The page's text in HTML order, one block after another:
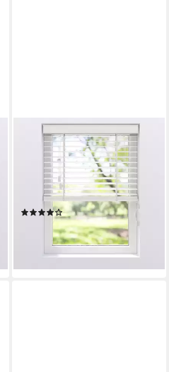
MY HOME
Jalousie Alexia, mit Bohren,
freihängend, aus Bambus mit
50mm Lamellen, Bedienung
durch Schnurzug
(12)
ab 52,99 €
lieferbar - in 2-3 Werktagen bei dir